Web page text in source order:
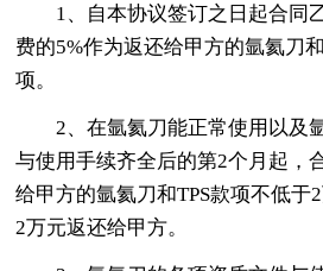
1、自本协议签订之日起合同
费的5%作为返还给甲方的氩氦刀
项。
2、在氩氦刀能正常使用以及
与使用手续齐全后的第2个月起，
给甲方的氩氦刀和TPS款项不低于
2万元返还给甲方。